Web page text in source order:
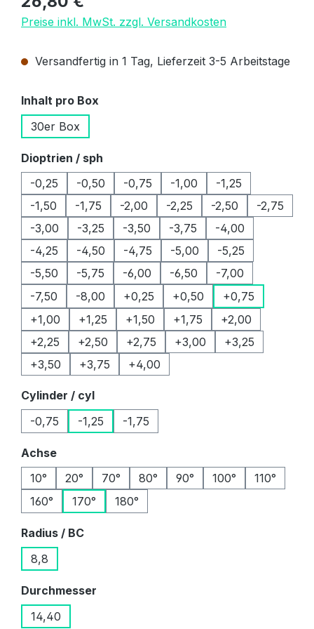
Preise inkl. MwSt. zzgl. Versandkosten
Versandfertig in 1 Tag, Lieferzeit 3-5 Arbeitstage
Inhalt pro Box
30er Box
Dioptrien / sph
-0,25
-0,50 -0,75 -1,00
-1,25
-1,50
-1,75 -2,00 -2,25 -2,50
-2,75
-3,00
-3,25 -3,50 -3,75
-4,00
-4,25
-4,50 -4,75 -5,00
-5,25
-5,50
-5,75 -6,00 -6,50
-7,00
-7,50
-8,00 +0,25 +0,50
+0,75
+1,00
+1,25 +1,50 +1,75
+2,00
+2,25
+2,50 +2,75 +3,00
+3,25
+3,50
+3,75 +4,00
Cylinder / cylauswählen
-0,75
-1,25 -1,75
Achseauswählen
10°
20° 70° 80° 90° 100°
110°
160°
170° 180°
Radius / BCauswählen
8,8
Durchmesser
14,40